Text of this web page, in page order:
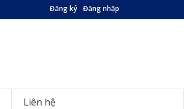
Đăng ký Đăng nhập
Liên hệ